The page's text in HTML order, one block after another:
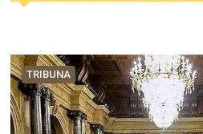
TRIBUNA